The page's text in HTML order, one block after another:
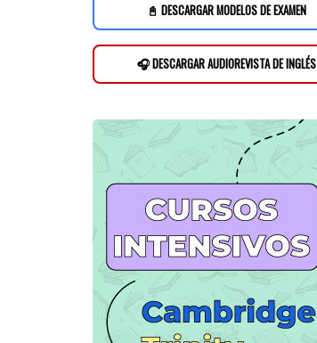
📓 DESCARGAR MODELOS DE EXAMEN
🎧 DESCARGAR AUDIOREVISTA DE INGLÉS